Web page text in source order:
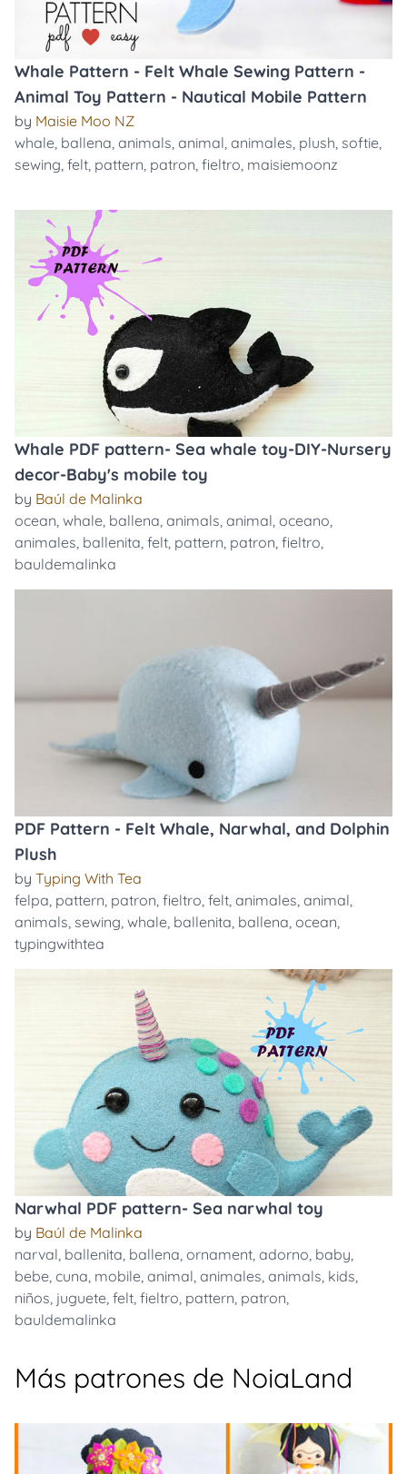
Whale Pattern - Felt Whale Sewing Pattern -
Animal Toy Pattern - Nautical Mobile Pattern
by Maisie Moo NZ
whale, ballena, animals, animal, animales, plush, softie,
sewing, felt, pattern, patron, fieltro, maisiemoonz
Whale PDF pattern- Sea whale toy-DIY-Nursery
decor-Baby's mobile toy
by Baúl de Malinka
ocean, whale, ballena, animals, animal, oceano,
animales, ballenita, felt, pattern, patron, fieltro,
bauldemalinka
PDF Pattern - Felt Whale, Narwhal, and Dolphin
Plush
by Typing With Tea
felpa, pattern, patron, fieltro, felt, animales, animal,
animals, sewing, whale, ballenita, ballena, ocean,
typingwithtea
Narwhal PDF pattern- Sea narwhal toy
by Baúl de Malinka
narval, ballenita, ballena, ornament, adorno, baby,
bebe, cuna, mobile, animal, animales, animals, kids,
niños, juguete, felt, fieltro, pattern, patron,
bauldemalinka
Más patrones de NoiaLand